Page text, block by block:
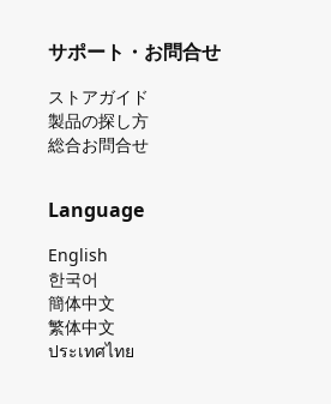
サポート・お問合せ
ストアガイド
製品の探し⽅
総合お問合せ
Language
English
한국어
簡体中文
繁体中文
ประเทศไทย